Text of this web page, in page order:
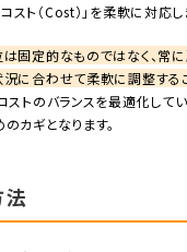
スト（Cost）」を柔軟に対応し
固定的なものではなく、常
に合わせて柔軟に調整する
ストのバランスを最適化してい
カギとなります。